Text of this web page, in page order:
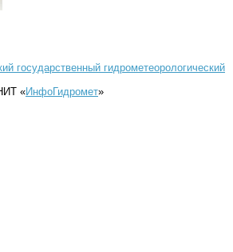
государственный гидрометеорологический
«ИнфоГидромет»